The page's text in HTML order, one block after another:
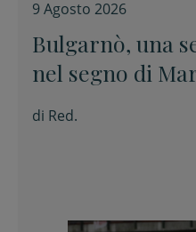
9 Agosto 2026
Bulgarnò, una
nel segno di
di Red.